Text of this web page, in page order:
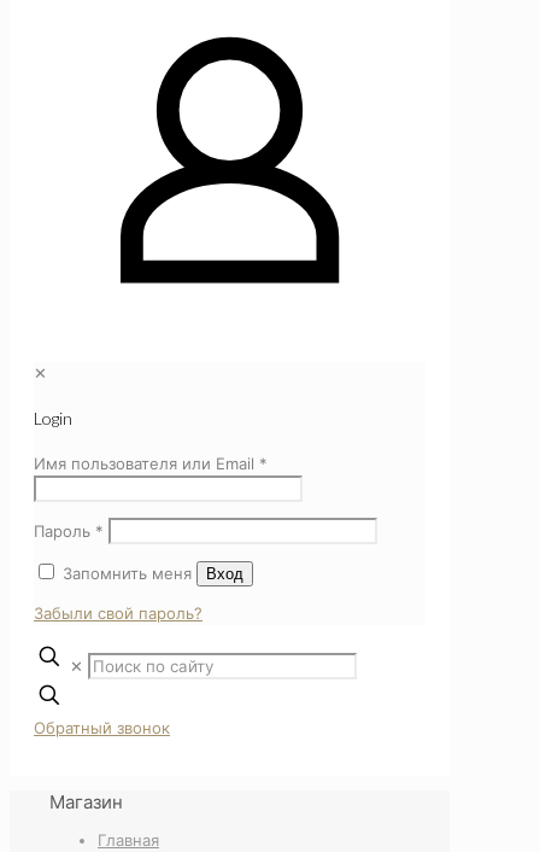
✕
Login
Имя пользователя или Email *
Пароль *
Запомнить меня Вход
Забыли свой пароль?
✕
Обратный звонок
Магазин
Главная